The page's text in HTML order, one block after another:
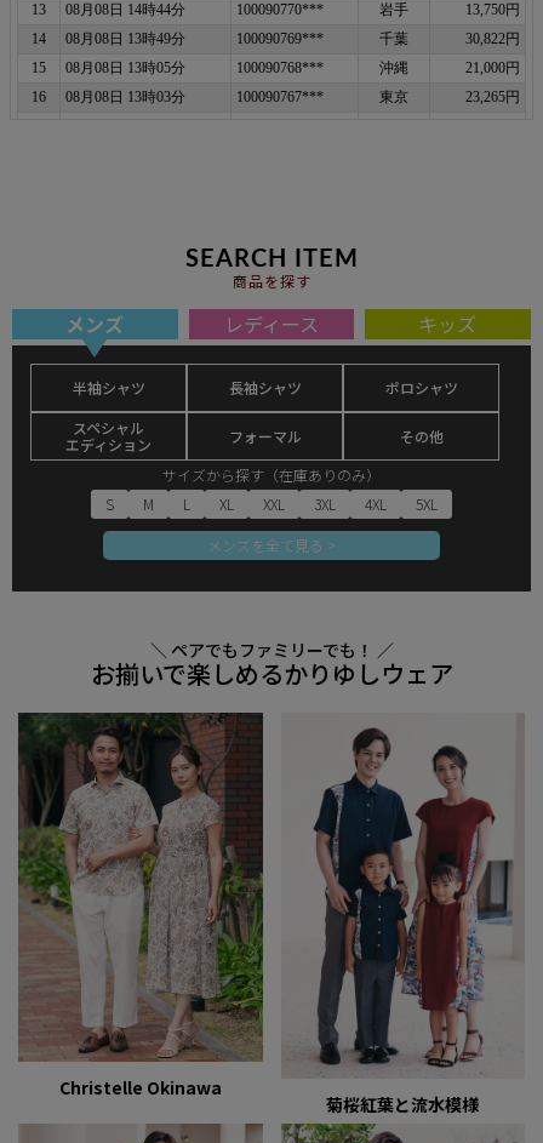
SEARCH ITEM
商品を探す
メンズ レディース キッズ
半袖シャツ 長袖シャツ
ポロシャツ
スペシャル
エディション
フォーマル
その他
サイズから探す（在庫ありのみ）
S
M L XL XXL 3XL 4XL
5XL
メンズを全て見る >
＼ ペアでもファミリーでも！ ／
お揃いで楽しめるかりゆしウェア
Christelle Okinawa
菊桜紅葉と流水模様